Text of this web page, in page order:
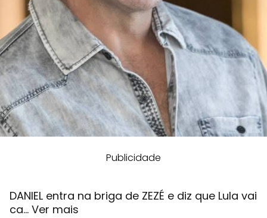
Publicidade
DANIEL entra na briga de ZEZÉ e diz que Lula vai
ca… Ver mais